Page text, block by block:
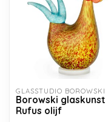
GLASSTUDIO BOROWSKI
Borowski glaskunst
Rufus olijf